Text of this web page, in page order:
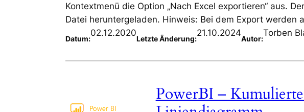
Kontextmenü die Option „Nach Excel exportieren“ aus.
Datei heruntergeladen. Hinweis: Bei dem Export werden
Datum:
02.12.2020
Letzte Änderung:
21.10.2024
Autor:
Torben
PowerBI –